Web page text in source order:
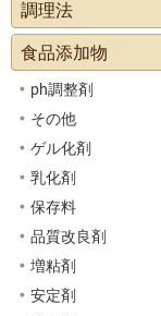
調理法
食品添加物
ph調整剤
その他
ゲル化剤
乳化剤
保存料
品質改良剤
増粘剤
安定剤